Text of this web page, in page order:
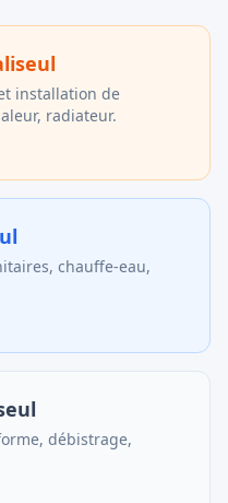
installation de
radiateur.
chauffe-eau,
débistrage,